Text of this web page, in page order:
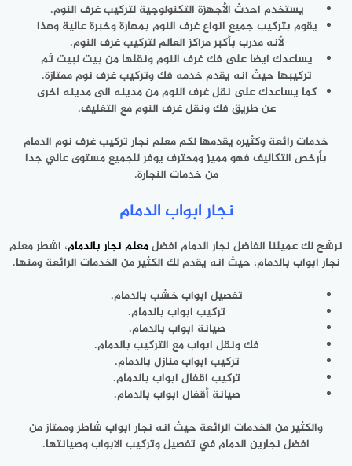
يستخدم احدث الأجهزة التكنولوجية لتركيب غرف النوم.
يقوم بتركيب جميع انواع غرف النوم بمهارة وخبرة عالية وهذا
لأنه مدرب بأكبر مراكز العالم لتركيب غرف النوم.
يساعدك ايضا على فك غرف النوم ونقلها من بيت لبيت ثم
تركيبها حيث انه يقدم خدمه فك وتركيب غرف نوم ممتازة.
كما يساعدك على نقل غرف النوم من مدينه الى مدينه اخرى
عن طريق فك ونقل غرف النوم مع التغليف.
خدمات رائعة وكثيره يقدمها لكم معلم نجار تركيب غرف نوم الدمام
بأرخص التكاليف فهو مميز ومحترف يوفر للجميع مستوى عالي جدا
من خدمات النجارة.
نجار ابواب الدمام
نرشح لك عميلنا الفاضل نجار الدمام افضلمعلم نجار بالدمام، اشطر معلم
نجار ابواب بالدمام، حيث انه يقدم لك الكثير من الخدمات الرائعة ومنها.
تفصيل ابواب خشب بالدمام.
تركيب ابواب بالدمام.
صيانة ابواب بالدمام.
فك ونقل ابواب مع التركيب بالدمام.
تركيب ابواب منازل بالدمام.
تركيب اقفال ابواب بالدمام.
صيانة أقفال ابواب بالدمام.
والكثير من الخدمات الرائعة حيث انه نجار ابواب شاطر وممتاز من
افضل نجارين الدمام في تفصيل وتركيب الابواب وصيانتها.